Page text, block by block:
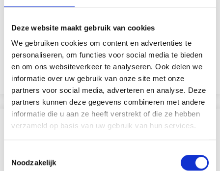
Deze website maakt gebruik van cookies
We gebruiken cookies om content en advertenties te
personaliseren, om functies voor social media te bieden
en om ons websiteverkeer te analyseren. Ook delen we
informatie over uw gebruik van onze site met onze
partners voor social media, adverteren en analyse. Deze
partners kunnen deze gegevens combineren met andere
informatie die u aan ze heeft verstrekt of die ze hebben
verzameld op basis van uw gebruik van hun services.
Noodzakelijk
77% Alpaga / 23% de Soie
EUR 3.10
Voir toutes les options
75% Laine / 25% Nylon
Voir toutes les options
SIMILAIRE À CECI